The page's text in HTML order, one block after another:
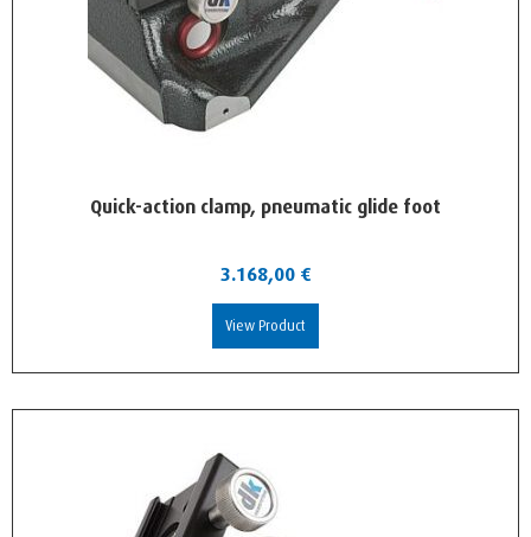
Quick-action clamp, pneumatic glide foot
3.168,00 €
View Product